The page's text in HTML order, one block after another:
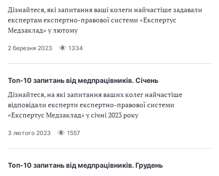
Дізнайтеся, які запитання ваші колеги найчастіше задавали
експертам експертно-правової системи «Експертус
Медзаклад» у лютому
2 березня 2023 1334
Топ-10 запитань від медпрацівників. Січень
Дізнайтеся, на які запитання ваших колег найчастіше
відповідали експерти експертно-правової системи
«Експертус Медзаклад» у січні 2023 року
3 лютого 2023 1557
Топ-10 запитань від медпрацівників. Грудень
л
и
П